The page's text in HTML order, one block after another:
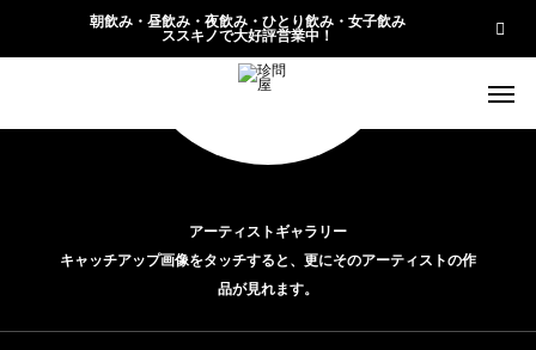
朝飲み・昼飲み・夜飲み・ひとり飲み・女子飲み
ススキノで大好評営業中！
アーティストギャラリー
キャッチアップ画像をタッチすると、更にそのアーティストの作
品が見れます。